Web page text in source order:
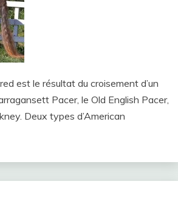
est le résultat du croisement d’un
Pacer, le Old English Pacer,
Deux types d’American